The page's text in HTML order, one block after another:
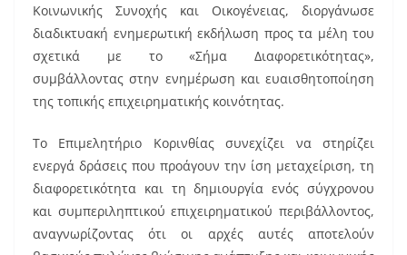
Κοινωνικής Συνοχής και Οικογένειας, διοργάνωσε
διαδικτυακή ενημερωτική εκδήλωση προς τα μέλη του
σχετικά με το «Σήμα Διαφορετικότητας»,
συμβάλλοντας στην ενημέρωση και ευαισθητοποίηση
της τοπικής επιχειρηματικής κοινότητας.
Το Επιμελητήριο Κορινθίας συνεχίζει να στηρίζει
ενεργά δράσεις που προάγουν την ίση μεταχείριση, τη
διαφορετικότητα και τη δημιουργία ενός σύγχρονου
και συμπεριληπτικού επιχειρηματικού περιβάλλοντος,
αναγνωρίζοντας ότι οι αρχές αυτές αποτελούν